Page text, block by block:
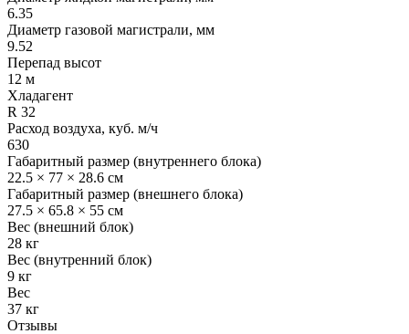
6.35
Диаметр газовой магистрали, мм
9.52
Перепад высот
12 м
Хладагент
R 32
Расход воздуха, куб. м/ч
630
Габаритный размер (внутреннего блока)
22.5 × 77 × 28.6 см
Габаритный размер (внешнего блока)
27.5 × 65.8 × 55 см
Вес (внешний блок)
28 кг
Вес (внутренний блок)
9 кг
Вес
37 кг
Отзывы